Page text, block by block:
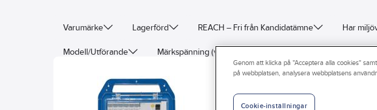
Varumärke Lagerförd REACH – Fri från Kandidatämne Har
Modell/Utförande Märkspänning (värde)
Antal CEE-uttag (IEC 60309) 16 A / 400 V / 5P (1, 2, 3, N, PE) Antal uttag jordat
Antal CEE-uttag (IEC 60309) 32 A / 400 V / 5P (1, 2, 3, N, PE) Antal CEE-uttag
Genom att klicka på "Acceptera alla cookies"
på webbplatsen, analysera webbplatsens
Cookie-inställningar